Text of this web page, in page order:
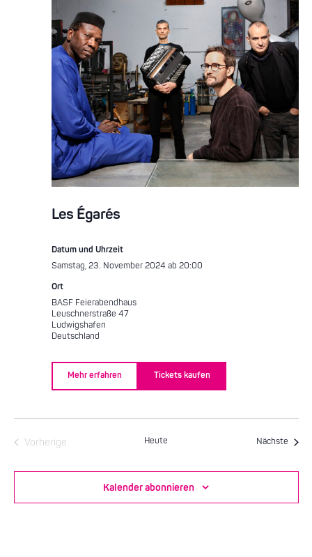
Les Égarés
Datum und Uhrzeit
Samstag, 23. November 2024 ab 20:00
Ort
BASF Feierabendhaus
Leuschnerstraße 47
Ludwigshafen
Deutschland
Mehr erfahren Tickets kaufen
Vorherige
Heute Nächste
Kalender abonnieren